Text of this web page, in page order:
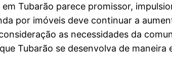
Tubarão parece promissor,
por imóveis deve continuar a
as necessidades da
Tubarão se desenvolva de